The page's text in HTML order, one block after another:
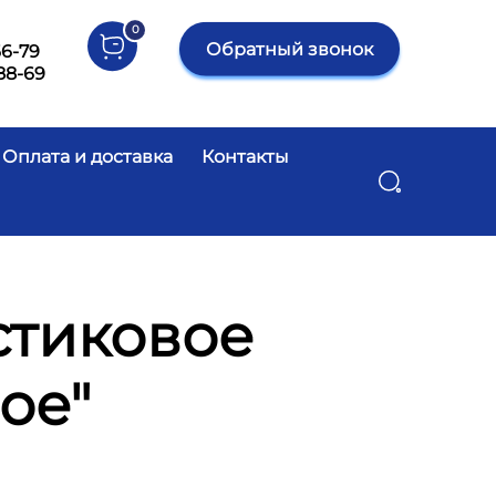
79
69
0
Обратный звонок
Оплата и доставка Контакты